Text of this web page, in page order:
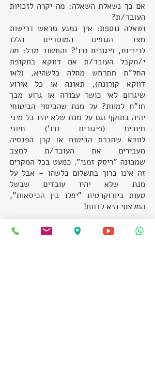
אם כך נשאלת השאלה: מה יקרה לזכויות
העובד/ת?
ושאלה נוספת: איך נמנע מראש דרישות
מצד הגופים המוסדיים הללו
לריביות, פיגורים וכו'? והחשוב מכל: מה
י/תקבל העובד/ת אם דווקא בתקופת
החל"ת תתרחש מחלה כלשהיא, (לאו
דווקא קורונה), תאונה או כל אירוע
שיגרום לאי כושר עבודה או גרוע מכך
חו"ח למוות? על מנת שהכיסוי הביטוחי
יהיה בתוקף וגם על מנת שלא יהיו כל מיני
חיובים (פיגורים וכו') חיוני
לוודא שחברת הביטוח או קרן הפנסיה
מעבירים את העובד/ת למצב
שמכונה "ריסק זמני". כמעט בכל המקרים
זה אינו כרוך בתשלום כלשהו – אבל על
מנת שלא יהיו עובדים שבשל
טעות ביורוקרטית "יפלו בין הכיסאות",
המלצתי היא לדווח!
ועד שהגופים המוסדיים יואילו לקבוע נוהל